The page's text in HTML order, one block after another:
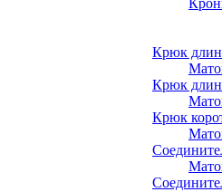
Крюк
Крюк
Крюк